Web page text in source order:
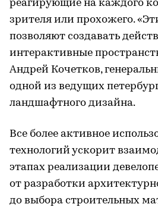
реагирующие на каждого
зрителя или прохожего.
позволяют создавать
интерактивные
Андрей Кочетков,
одной из ведущих
ландшафтного дизайна.
Все более активное
технологий ускорит
этапах реализации
от разработки
до выбора строительных